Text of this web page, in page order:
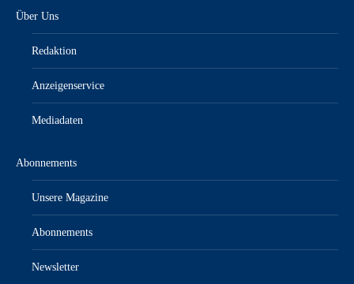
Über Uns
Redaktion
Anzeigenservice
Mediadaten
Abonnements
Unsere Magazine
Abonnements
Newsletter